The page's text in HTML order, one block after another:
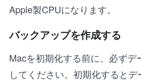
Apple製CPUになります。
バックアップを作成する
Macを初期化する前に、必ずデ
してください。初期化すると